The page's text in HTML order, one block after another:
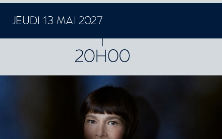
JEUDI 13 MAI 2027
20H00